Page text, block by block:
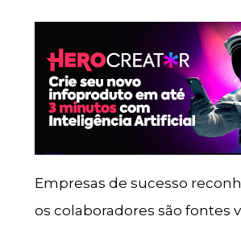
Empresas de sucesso
os colaboradores são fontes